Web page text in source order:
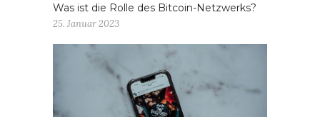
Was ist die Rolle des Bitcoin-Netzwerks?
25. Januar 2023